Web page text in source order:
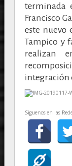
terminada
Francisco
este nuevo
Tampico y
realizan
integración
Siguenos en las